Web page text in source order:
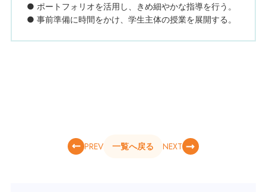
● ポートフォリオを活用し、きめ細やかな指導を行う。
● 事前準備に時間をかけ、学生主体の授業を展開する。
PREV 一覧へ戻る NEXT